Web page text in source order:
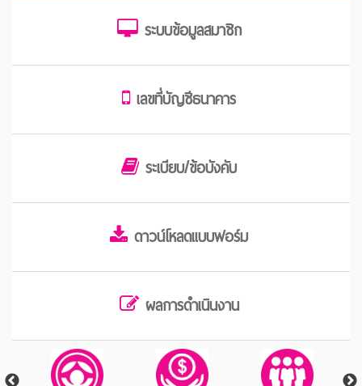
ระบบข้อมูลสมาชิก
เลขที่บัญชีธนาคาร
ระเบียบ/ข้อบังคับ
ดาวน์โหลดแบบฟอร์ม
ผลการดำเนินงาน